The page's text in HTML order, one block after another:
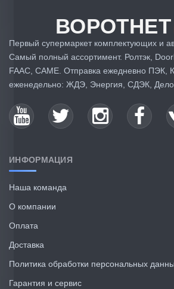
ВОРОТНЕТ
Первый супермаркет комплектующих и
Самый полный ассортимент. Ролтэк,
FAAC, CAME. Отправка ежедневно ПЭК,
еженедельно: ЖДЭ, Энергия, СДЭК,
ИНФОРМАЦИЯ
Наша команда
О компании
Оплата
Доставка
Политика обработки персональных
Гарантия и сервис